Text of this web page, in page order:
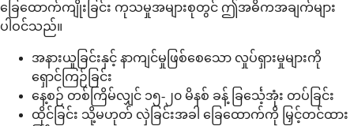
ခြေထောက်ကျိုးခြင်း ကုသမှုအများစုတွင် ဤအဓိကအချက်များ
ပါဝင်သည်။
အနားယူခြင်းနှင့် နာကျင်မှုဖြစ်စေသော လှုပ်ရှားမှုများကို
ရှောင်ကြဉ်ခြင်း
နေ့စဉ် တစ်ကြိမ်လျှင် ၁၅-၂၀ မိနစ် ခန့် ခြင်္သေ့အုံး တပ်ခြင်း
ထိုင်ခြင်း သို့မဟုတ် လှဲခြင်းအခါ ခြေထောက်ကို မြှင့်တင်ထား